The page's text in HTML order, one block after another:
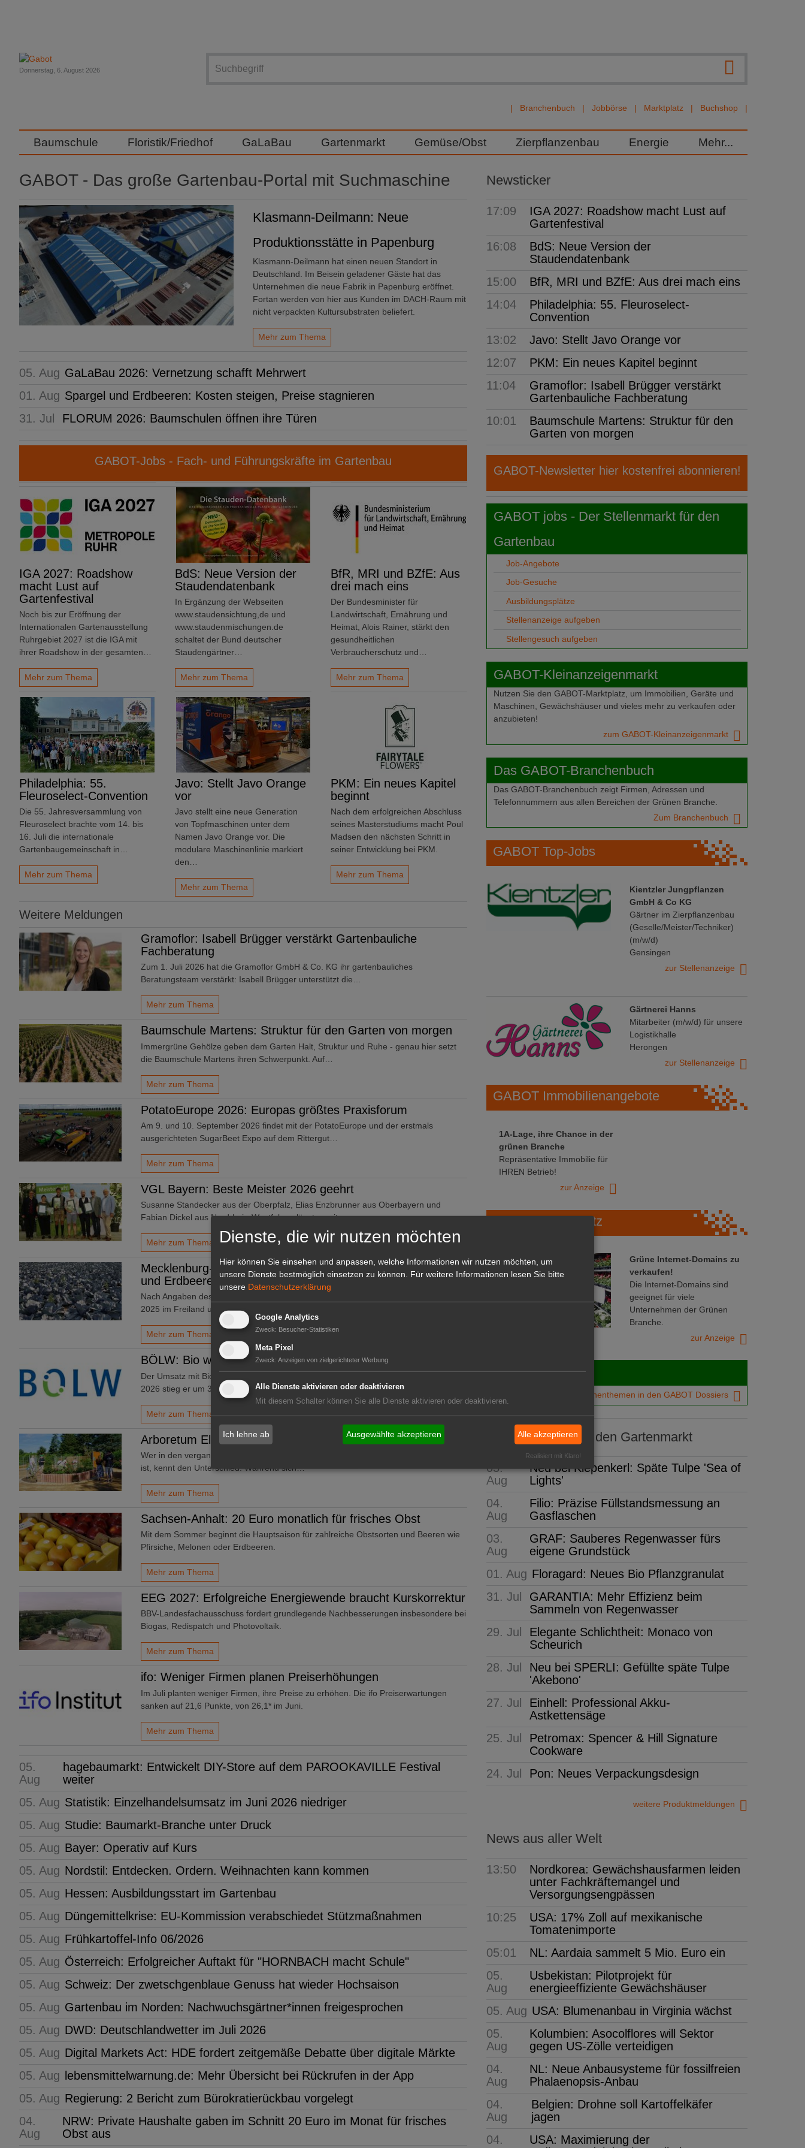
Branchenbuch Jobbörse Marktplatz Buchshop
Donnerstag, 6. August 2026
Baumschule Floristik/Friedhof GaLaBau Gartenmarkt Gemüse/Obst Zierpflanzenbau Energie Mehr...
GABOT - Das große Gartenbau-Portal mit Suchmaschine
Klasmann-Deilmann: Neue
Produktionsstätte in Papenburg
Klasmann-Deilmann hat einen neuen Standort in
Deutschland. Im Beisein geladener Gäste hat das
Unternehmen die neue Fabrik in Papenburg eröffnet.
Fortan werden von hier aus Kunden im DACH-Raum mit
nicht verpackten Kultursubstraten beliefert.
Mehr zum Thema
05. Aug GaLaBau 2026: Vernetzung schafft Mehrwert
01. Aug Spargel und Erdbeeren: Kosten steigen, Preise stagnieren
31. Jul
FLORUM 2026: Baumschulen öffnen ihre Türen
GABOT-Jobs - Fach- und Führungskräfte im Gartenbau
IGA 2027: Roadshow
macht Lust auf
Gartenfestival
Noch bis zur Eröffnung der
Internationalen Gartenausstellung
Ruhrgebiet 2027 ist die IGA mit
ihrer Roadshow in der gesamten…
Mehr zum Thema
BdS: Neue Version der
Staudendatenbank
In Ergänzung der Webseiten
www.staudensichtung,de und
www.staudenmischungen.de
schaltet der Bund deutscher
Staudengärtner…
Mehr zum Thema
BfR, MRI und BZfE: Aus
drei mach eins
Der Bundesminister für
Landwirtschaft, Ernährung und
Heimat, Alois Rainer, stärkt den
gesundheitlichen
Verbraucherschutz und…
Mehr zum Thema
Philadelphia: 55.
Fleuroselect-Convention
Die 55. Jahresversammlung von
Fleuroselect brachte vom 14. bis
16. Juli die internationale
Gartenbaugemeinschaft in…
Mehr zum Thema
Javo: Stellt Javo Orange
vor
Javo stellt eine neue Generation
von Topfmaschinen unter dem
Namen Javo Orange vor. Die
modulare Maschinenlinie markiert
den…
Mehr zum Thema
PKM: Ein neues Kapitel
beginnt
Nach dem erfolgreichen Abschluss
seines Masterstudiums macht Poul
Madsen den nächsten Schritt in
seiner Entwicklung bei PKM.
Mehr zum Thema
Weitere Meldungen
Gramoflor: Isabell Brügger verstärkt Gartenbauliche
Fachberatung
Zum 1. Juli 2026 hat die Gramoflor GmbH & Co. KG ihr gartenbauliches
Beratungsteam verstärkt: Isabell Brügger unterstützt die…
Mehr zum Thema
Baumschule Martens: Struktur für den Garten von morgen
Immergrüne Gehölze geben dem Garten Halt, Struktur und Ruhe - genau hier setzt
die Baumschule Martens ihren Schwerpunkt. Auf…
Mehr zum Thema
PotatoEurope 2026: Europas größtes Praxisforum
Am 9. und 10. September 2026 findet mit der PotatoEurope und der erstmals
ausgerichteten SugarBeet Expo auf dem Rittergut…
Mehr zum Thema
VGL Bayern: Beste Meister 2026 geehrt
Susanne Standecker aus der Oberpfalz, Elias Enzbrunner aus Oberbayern und
Fabian Dickel aus Nordrhein-Westfalen glänzten mit…
Mehr zum Thema
Mecklenburg-Vorpommern: Anbau und Ernte von Gemüse
und Erdbeeren
Nach Angaben des Statistischen Amtes Mecklenburg-Vorpommern wurden im Jahr
2025 im Freiland und unter Gewächshäusern sowie…
Mehr zum Thema
BÖLW: Bio wächst trotz Konsumflaute
Der Umsatz mit Bio-Lebensmitteln und -Getränken wächst weiter. Im zweiten Quartal
2026 stieg er um 3,8% im Vergleich zum…
Mehr zum Thema
Arboretum Ellerhoop: Zwischen Garten und Gebäude
Wer in den vergangenen Wochen während einer Hitzewelle durch die Stadt gegangen
ist, kennt den Unterschied: Während sich…
Mehr zum Thema
Sachsen-Anhalt: 20 Euro monatlich für frisches Obst
Mit dem Sommer beginnt die Hauptsaison für zahlreiche Obstsorten und Beeren wie
Pfirsiche, Melonen oder Erdbeeren.
Mehr zum Thema
EEG 2027: Erfolgreiche Energiewende braucht Kurskorrektur
BBV-Landesfachausschuss fordert grundlegende Nachbesserungen insbesondere bei
Biogas, Redispatch und Photovoltaik.
Mehr zum Thema
ifo: Weniger Firmen planen Preiserhöhungen
Im Juli planten weniger Firmen, ihre Preise zu erhöhen. Die ifo Preiserwartungen
sanken auf 21,6 Punkte, von 26,1* im Juni.
Mehr zum Thema
05.
Aug
hagebaumarkt: Entwickelt DIY-Store auf dem PAROOKAVILLE Festival
weiter
05. Aug Statistik: Einzelhandelsumsatz im Juni 2026 niedriger
05. Aug Studie: Baumarkt-Branche unter Druck
05. Aug Bayer: Operativ auf Kurs
05. Aug Nordstil: Entdecken. Ordern. Weihnachten kann kommen
05. Aug Hessen: Ausbildungsstart im Gartenbau
05. Aug Düngemittelkrise: EU-Kommission verabschiedet Stützmaßnahmen
05. Aug Frühkartoffel-Info 06/2026
05. Aug Österreich: Erfolgreicher Auftakt für "HORNBACH macht Schule"
05. Aug Schweiz: Der zwetschgenblaue Genuss hat wieder Hochsaison
05. Aug Gartenbau im Norden: Nachwuchsgärtner*innen freigesprochen
05. Aug DWD: Deutschlandwetter im Juli 2026
05. Aug Digital Markets Act: HDE fordert zeitgemäße Debatte über digitale Märkte
05. Aug lebensmittelwarnung.de: Mehr Übersicht bei Rückrufen in der App
05. Aug Regierung: 2 Bericht zum Bürokratierückbau vorgelegt
04.
Aug
NRW: Private Haushalte gaben im Schnitt 20 Euro im Monat für frisches
Obst aus
Newsticker
17:09
IGA 2027: Roadshow macht Lust auf
Gartenfestival
16:08
BdS: Neue Version der
Staudendatenbank
15:00
BfR, MRI und BZfE: Aus drei mach eins
14:04
Philadelphia: 55. Fleuroselect-
Convention
13:02
Javo: Stellt Javo Orange vor
12:07
PKM: Ein neues Kapitel beginnt
11:04
Gramoflor: Isabell Brügger verstärkt
Gartenbauliche Fachberatung
10:01
Baumschule Martens: Struktur für den
Garten von morgen
GABOT-Newsletter hier kostenfrei abonnieren!
GABOT jobs - Der Stellenmarkt für den
Gartenbau
Job-Angebote
Job-Gesuche
Ausbildungsplätze
Stellenanzeige aufgeben
Stellengesuch aufgeben
GABOT-Kleinanzeigenmarkt
Nutzen Sie den GABOT-Marktplatz, um Immobilien, Geräte und
Maschinen, Gewächshäuser und vieles mehr zu verkaufen oder
anzubieten!
zum GABOT-Kleinanzeigenmarkt
Das GABOT-Branchenbuch
Das GABOT-Branchenbuch zeigt Firmen, Adressen und
Telefonnummern aus allen Bereichen der Grünen Branche.
Zum Branchenbuch
GABOT Top-Jobs
Kientzler Jungpflanzen
GmbH & Co KG
Gärtner im Zierpflanzenbau
(Geselle/Meister/Techniker)
(m/w/d)
Gensingen
zur Stellenanzeige
Gärtnerei Hanns
Mitarbeiter (m/w/d) für unsere
Logistikhalle
Herongen
zur Stellenanzeige
GABOT Immobilienangebote
1A-Lage, ihre Chance in der
grünen Branche
Repräsentative Immobilie für
IHREN Betrieb!
zur Anzeige
GABOT Marktplatz
Grüne Internet-Domains zu
verkaufen!
Die Internet-Domains sind
geeignet für viele
Unternehmen der Grünen
Branche.
zur Anzeige
GABOT Dossiers
Die wichtigsten Branchenthemen in den GABOT Dossiers
Neue Produkte für den Gartenmarkt
05.
Aug
Neu bei Kiepenkerl: Späte Tulpe 'Sea of
Lights'
04.
Aug
Filio: Präzise Füllstandsmessung an
Gasflaschen
03.
Aug
GRAF: Sauberes Regenwasser fürs
eigene Grundstück
01. Aug Floragard: Neues Bio Pflanzgranulat
31. Jul
GARANTIA: Mehr Effizienz beim
Sammeln von Regenwasser
29. Jul
Elegante Schlichtheit: Monaco von
Scheurich
28. Jul
Neu bei SPERLI: Gefüllte späte Tulpe
'Akebono'
27. Jul
Einhell: Professional Akku-
Astkettensäge
25. Jul
Petromax: Spencer & Hill Signature
Cookware
24. Jul
Pon: Neues Verpackungsdesign
weitere Produktmeldungen
News aus aller Welt
13:50
Nordkorea: Gewächshausfarmen leiden
unter Fachkräftemangel und
Versorgungsengpässen
10:25
USA: 17% Zoll auf mexikanische
Tomatenimporte
05:01
NL: Aardaia sammelt 5 Mio. Euro ein
05.
Aug
Usbekistan: Pilotprojekt für
energieeffiziente Gewächshäuser
05. Aug USA: Blumenanbau in Virginia wächst
05.
Aug
Kolumbien: Asocolflores will Sektor
gegen US-Zölle verteidigen
04.
Aug
NL: Neue Anbausysteme für fossilfreien
Phalaenopsis-Anbau
04.
Aug
Belgien: Drohne soll Kartoffelkäfer
jagen
04.
USA: Maximierung der
Dienste, die wir nutzen möchten
Hier können Sie einsehen und anpassen, welche Informationen wir nutzen möchten, um
unsere Dienste bestmöglich einsetzen zu können.
Für weitere Informationen lesen Sie bitte
unsere Datenschutzerklärung
Google Analytics
Zweck: Besucher-Statistiken
Meta Pixel
Zweck: Anzeigen von zielgerichteter Werbung
Alle Dienste aktivieren oder deaktivieren
Mit diesem Schalter können Sie alle Dienste aktivieren oder deaktivieren.
Ich lehne ab Ausgewählte akzeptieren Alle akzeptieren
Realisiert mit Klaro!